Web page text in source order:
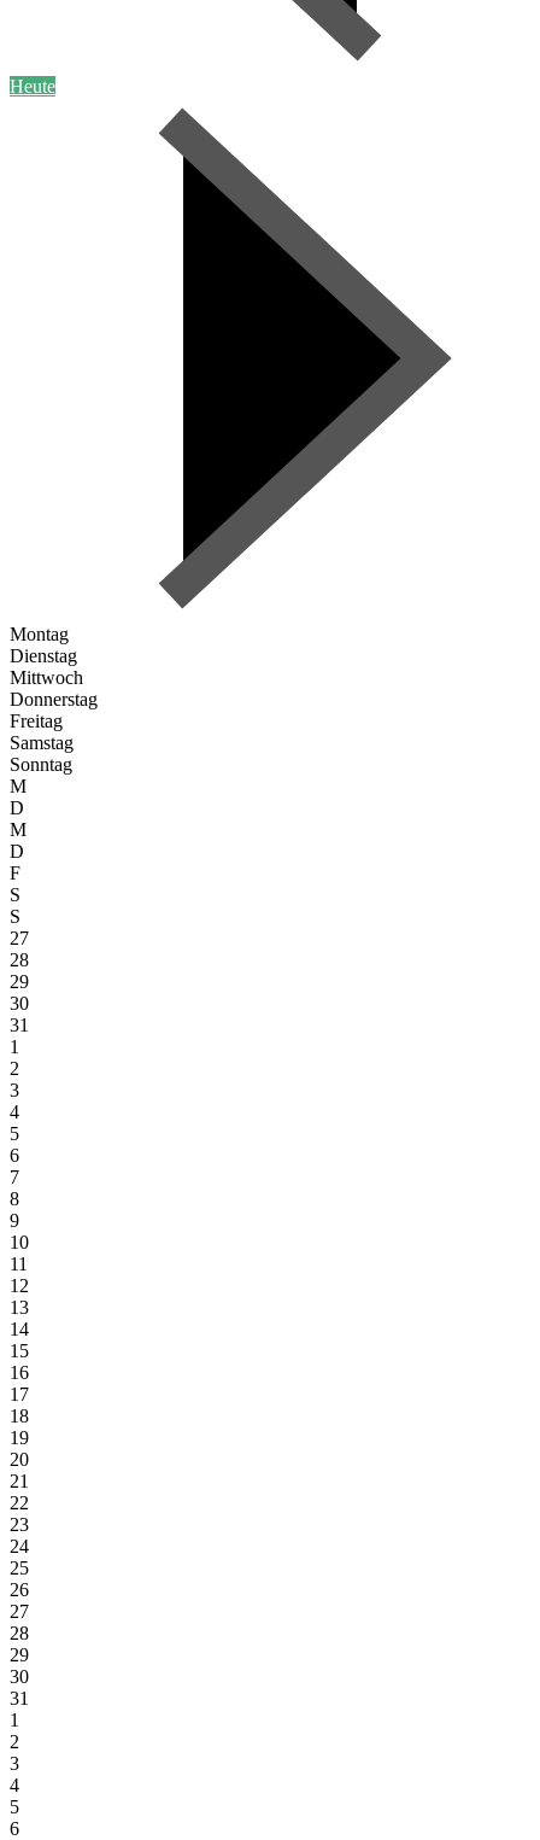
Heute
Montag
Dienstag
Mittwoch
Donnerstag
Freitag
Samstag
Sonntag
M
D
M
D
F
S
S
27
28
29
30
31
1
2
3
4
5
6
7
8
9
10
11
12
13
14
15
16
17
18
19
20
21
22
23
24
25
26
27
28
29
30
31
1
2
3
4
5
6